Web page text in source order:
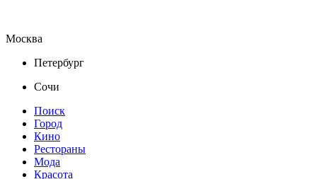
Москва
Петербург
Сочи
Поиск
Город
Кино
Рестораны
Мода
Красота